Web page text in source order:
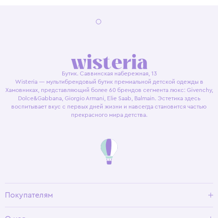
Бутик. Саввинская набережная, 13
Wisteria — мультибрендовый бутик премиальной детской одежды в
Хамовниках, представляющий более 60 брендов сегмента люкс: Givenchy,
Dolce&Gabbana, Giorgio Armani, Elie Saab, Balmain. Эстетика здесь
воспитывает вкус с первых дней жизни и навсегда становится частью
прекрасного мира детства.
Покупателям